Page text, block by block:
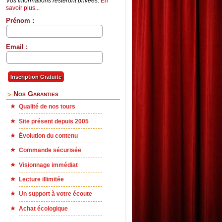
savoir plus...
Prénom :
Email :
Nos Garanties
Qualité de nos tours
Site présent depuis 2005
Évolution du contenu
Commande sécurisée
Visionnage immédiat
Lecture illimitée
Un support à votre écoute
Achat écologique